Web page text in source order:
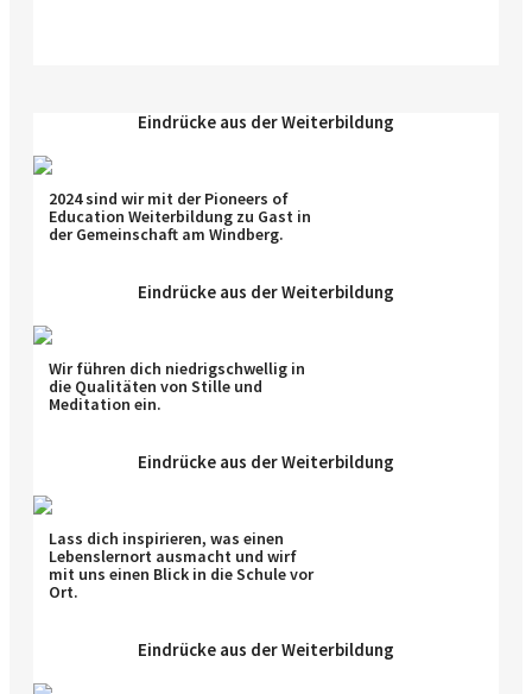
Eindrücke aus der Weiterbildung
2024 sind wir mit der Pioneers of
Education Weiterbildung zu Gast in
der Gemeinschaft am Windberg.
Eindrücke aus der Weiterbildung
Wir führen dich niedrigschwellig in
die Qualitäten von Stille und
Meditation ein.
Eindrücke aus der Weiterbildung
Lass dich inspirieren, was einen
Lebenslernort ausmacht und wirf
mit uns einen Blick in die Schule vor
Ort.
Eindrücke aus der Weiterbildung